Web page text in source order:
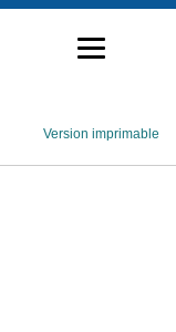
Version imprimable